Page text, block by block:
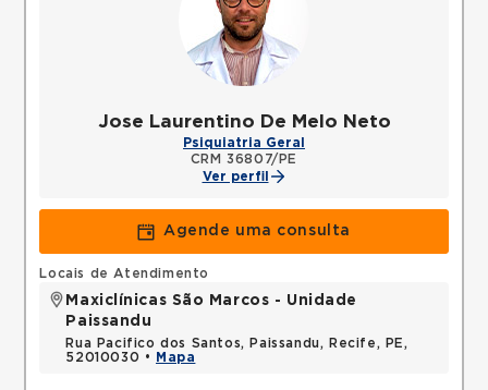
Jose Laurentino De Melo Neto
Psiquiatria Geral
CRM 36807/PE
Ver perfil
Agende uma consulta
Locais de Atendimento
Maxiclínicas São Marcos - Unidade
Paissandu
Rua Pacifico dos Santos, Paissandu, Recife, PE,
52010030 •
Mapa